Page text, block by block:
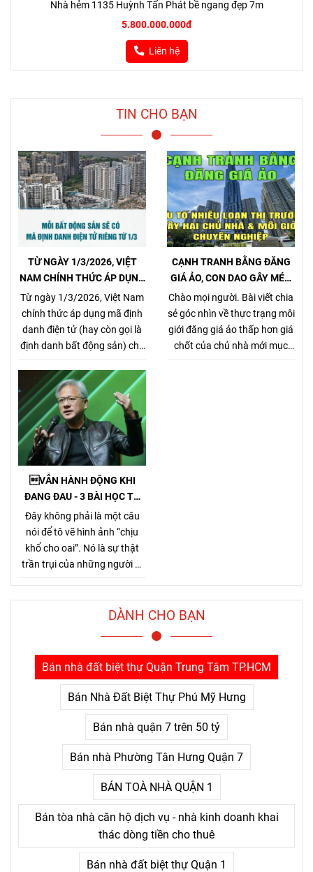
Nhà hẻm 1135 Huỳnh Tấn Phát bề ngang đẹp 7m
5.800.000.000đ
Liên hệ
TIN CHO BẠN
TỪ NGÀY 1/3/2026, VIỆT
NAM CHÍNH THỨC ÁP DỤNG
MÃ ĐỊNH DANH BẤT ĐỘNG
SẢN
Từ ngày 1/3/2026, Việt Nam
chính thức áp dụng mã định
danh điện tử (hay còn gọi là
định danh bất động sản) cho
theo Nghị định
357/2025/NĐ-CP (ban hành
ngày 31/12/2025, hiệu lực từ
1/3/2026) về xây dựng, quản
lý và sử dụng hệ thống thông
tin, cơ sở dữ liệu về nhà ở và
thị trường bất động sản.
CẠNH TRANH BẰNG ĐĂNG
GIÁ ẢO, CON DAO GÂY MÉO
MÓ THỊ TRƯỜNG, GÂY HẠI
CHỦ NHÀ VÀ NHÀ MÔI GIỚI
CHÂN CHÍNH
Chào mọi người. Bài viết chia
sẻ góc nhìn về thực trạng môi
giới đăng giá ảo thấp hơn giá
chốt của chủ nhà mới mục
VẪN HÀNH ĐỘNG KHI
ĐANG ĐAU - 3 BÀI HỌC TỪ
TỶ PHÚ JENSEN HUANG
Đây không phải là một câu
nói để tô vẽ hình ảnh “chịu
khổ cho oai”. Nó là sự thật
trần trụi của những người đi
người chỉ nhận ra sau khi đã
phải là khó khăn lớn, mà là
nỗi đau kéo dài không thấy
điểm kết.
DÀNH CHO BẠN
Bán nhà đất biệt thự Quận Trung Tâm TP.HCM
Bán Nhà Đất Biệt Thự Phú Mỹ Hưng
Bán nhà quận 7 trên 50 tỷ
Bán nhà Phường Tân Hưng Quận 7
BÁN TOÀ NHÀ QUẬN 1
Bán tòa nhà căn hộ dịch vụ - nhà kinh doanh khai
thác dòng tiền cho thuê
Bán nhà đất biệt thự Quận 1